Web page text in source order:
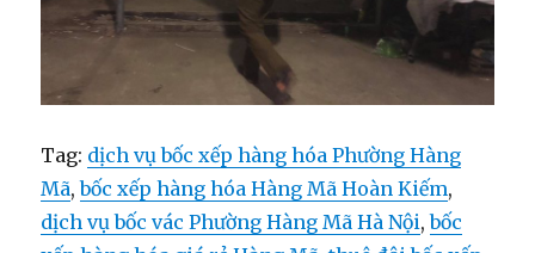
Tag: dịch vụ bốc xếp hàng hóa Phường Hàng
Mã,bốc xếp hàng hóa Hàng Mã Hoàn Kiếm,
dịch vụ bốc vác Phường Hàng Mã Hà Nội,bốc